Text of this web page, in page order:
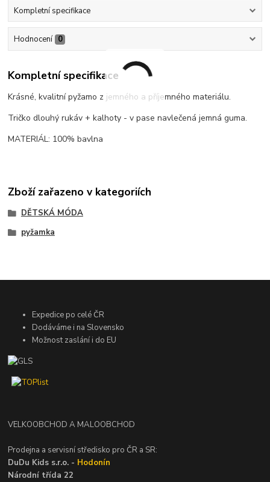
Kompletní specifikace
Hodnocení 0
Kompletní specifikace
Krásné, kvalitní pyžamo z jemného a příjemného materiálu.
Tričko dlouhý rukáv + kalhoty - v pase navlečená jemná guma.
MATERIÁL: 100% bavlna
Zboží zařazeno v kategoriích
DĚTSKÁ MÓDA
pyžamka
Expedice po celé ČR
Dodáváme i na Slovensko
Možnost zaslání i do EU
VELKOOBCHOD A MALOOBCHOD
Prodejna a servisní středisko pro ČR a SR:
DuDu Kids s.r.o. - Hodonín
Národní třída 22